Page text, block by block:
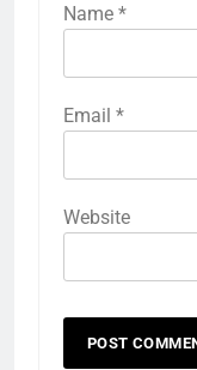
Name *
Email *
Website